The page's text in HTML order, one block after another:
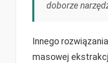
doborze
Innego
masowej